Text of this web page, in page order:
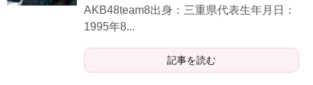
AKB48team8出身：三重県代表生年月日：
1995年8...
記事を読む